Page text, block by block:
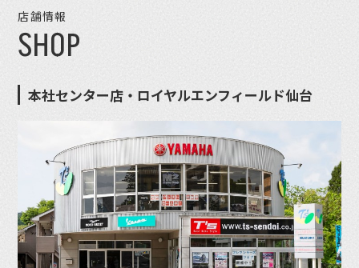
店舗情報
SHOP
本社センター店・ロイヤルエンフィールド仙台